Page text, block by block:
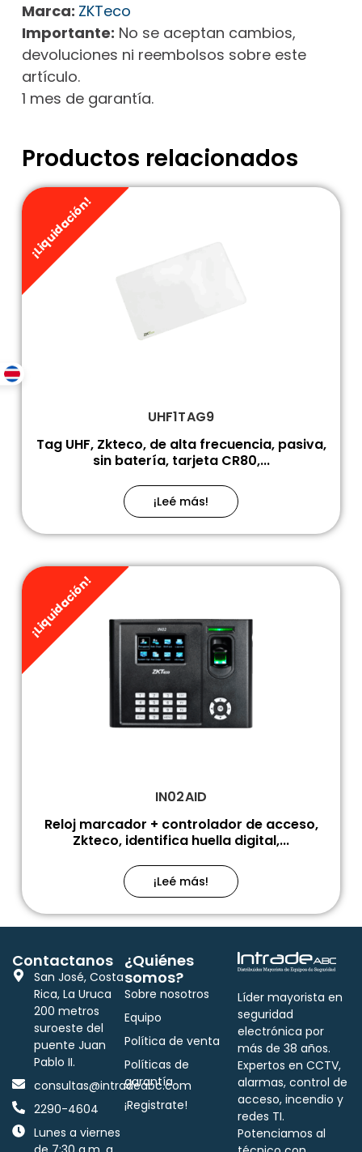
Marca: ZKTeco
Importante: No se aceptan cambios,
devoluciones ni reembolsos sobre este
artículo.
1 mes de garantía.
Productos relacionados
¡Liquidación!
UHF1TAG9
Tag UHF, Zkteco, de alta frecuencia, pasiva,
sin batería, tarjeta CR80,...
¡Leé más!
¡Liquidación!
IN02AID
Reloj marcador + controlador de acceso,
Zkteco, identifica huella digital,...
¡Leé más!
Líder mayorista en
seguridad
electrónica por
más de 38 años.
Expertos en CCTV,
alarmas, control de
acceso, incendio y
redes TI.
Potenciamos al
¿Quiénes
somos?
Sobre nosotros
Equipo
Política de venta
Políticas de
garantía
¡Registrate!
Contactanos
San José, Costa
Rica, La Uruca
200 metros
suroeste del
puente Juan
Pablo II.
consultas@intradeabc.com
2290-4604
Lunes a viernes